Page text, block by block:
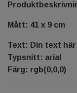
Mått: 41 x 9 cm
Text: Din text här
Typsnitt: arial
Färg: rgb(0,0,0)